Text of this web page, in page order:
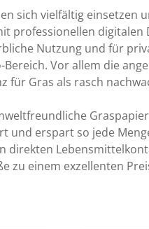
sich vielfältig einsetzen
professionellen
Nutzung und für
Bereich. Vor allem die
für Gras als rasch
und erspart so jede
direkten
zu einem exzellenten